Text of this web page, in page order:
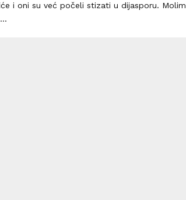
i oni su već počeli stizati u dijasporu. Molim